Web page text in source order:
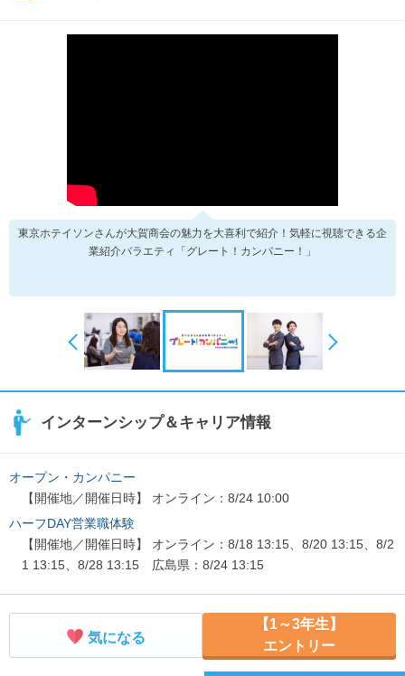
東京ホテイソンさんが大賀商会の魅力を大喜利で紹介！気軽に視聴できる企
業紹介バラエティ「グレート！カンパニー！」
インターンシップ＆キャリア情報
オープン・カンパニー
【開催地／開催日時】 オンライン：8/24 10:00
ハーフDAY営業職体験
【開催地／開催日時】 オンライン：8/18 13:15、8/20 13:15、8/2
1 13:15、8/28 13:15 広島県：8/24 13:15
気になる
【1～3年生】
エントリー